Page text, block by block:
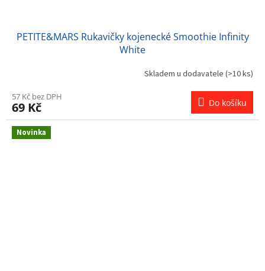
PETITE&MARS Rukavičky kojenecké Smoothie Infinity
White
Skladem u dodavatele (>10 ks)
57 Kč bez DPH
69 Kč Do košíku
Novinka